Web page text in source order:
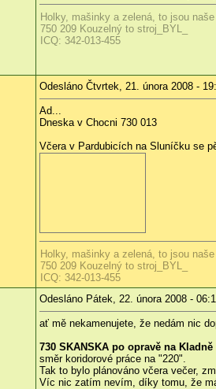
Holky, mašinky a zelená, to jsou
750 209 Kouzelný to stroj_BYL_
ICQ: 342-013-455
Odesláno Čtvrtek, 21. února 2008 -
Ad...
Dneska v Chocni 730 013
Včera v Pardubicích na Sluníčku se
Holky, mašinky a zelená, to jsou
750 209 Kouzelný to stroj_BYL_
ICQ: 342-013-455
Odesláno Pátek, 22. února 2008 -
ať mě nekamenujete, že nedám nic
730 SKANSKA po opravě na Kladně
směr koridorové práce na "220".
Tak to bylo plánováno včera večer,
Víc nic zatím nevím, díky tomu, že